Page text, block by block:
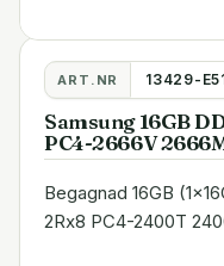
ART.NR 13429-
Samsung 16GB
PC4-2666V
Begagnad 16GB
2Rx8 PC4-2400T